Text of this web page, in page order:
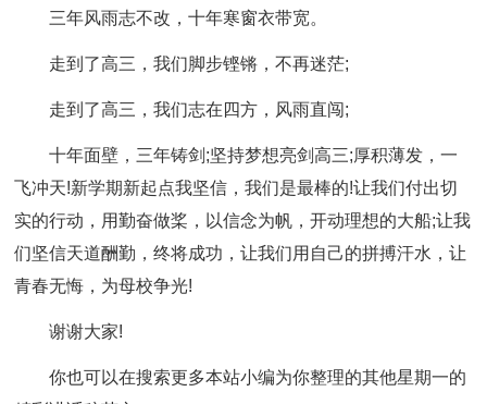
三年风雨志不改，十年寒窗衣带宽。
走到了高三，我们脚步铿锵，不再迷茫;
走到了高三，我们志在四方，风雨直闯;
十年面壁，三年铸剑;坚持梦想亮剑高三;厚积薄发，一
飞冲天!新学期新起点我坚信，我们是最棒的!让我们付出切
实的行动，用勤奋做桨，以信念为帆，开动理想的大船;让我
们坚信天道酬勤，终将成功，让我们用自己的拼搏汗水，让
青春无悔，为母校争光!
谢谢大家!
你也可以在搜索更多本站小编为你整理的其他星期一的